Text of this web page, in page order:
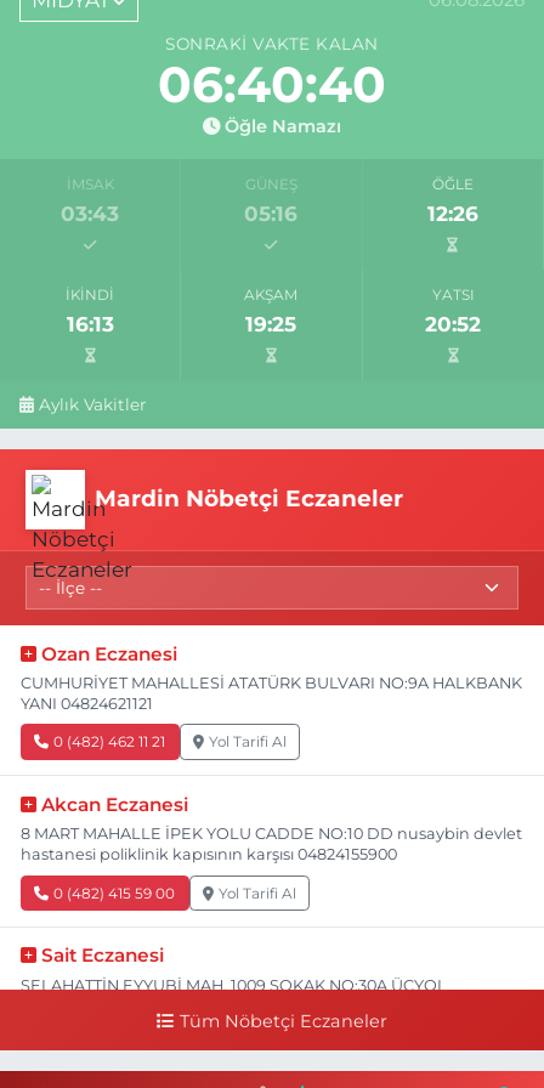
SONRAKI VAKTE KALAN
06:40:40
Öğle Namazı
İMSAK
03:43
GÜNEŞ
05:16
ÖĞLE
12:26
İKINDI
16:13
AKŞAM
19:25
YATSI
20:52
Aylık Vakitler
Mardin Nöbetçi Eczaneler
Ozan Eczanesi
CUMHURİYET MAHALLESİ ATATÜRK BULVARI NO:9A HALKBANK
YANI 04824621121
0 (482) 462 11 21 Yol Tarifi Al
Akcan Eczanesi
8 MART MAHALLE İPEK YOLU CADDE NO:10 DD nusaybin devlet
hastanesi poliklinik kapısının karşısı 04824155900
0 (482) 415 59 00 Yol Tarifi Al
Sait Eczanesi
SELAHATTİN EYYUBİ MAH. 1009 SOKAK NO:30A ÜÇYOL
GEÇTİKTEN SONRA İLK SAĞDAN DÖNÜNCE 200MT İLERDE
ATATÜRK AİLE SAĞLIĞI MERKEZİ KARŞISI 04823134411
Tüm Nöbetçi Eczaneler